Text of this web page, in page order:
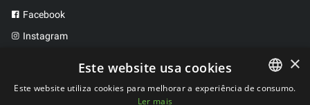
Facebook
Instagram
×
Este website usa cookies
Este website utiliza cookies para melhorar a experiência de consumo.
Ler mais